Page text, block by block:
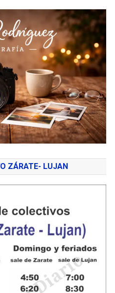
ZÁRATE- LUJAN